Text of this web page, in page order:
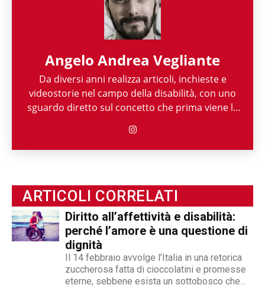
Angelo Andrea Vegliante
Da diversi anni realizza articoli, inchieste e
videostorie nel campo della disabilità, con uno
sguardo diretto sul concetto che prima viene la
esperienza nel mondo associazionistico italiano
e internazionale, Angelo Andrea Vegliante ha
permettono di spaziare tra giornalismo,
videogiornalismo e speakeraggio radiofonico. La
sua impronta stilistica è da sempre al servizio
dei temi sociali: si fa portavoce delle fasce più
deboli della società, spinto dall'irrefrenabile
curiosità. L’immancabile sete di verità lo
contraddistingue per la dedizione al fact
ARTICOLI CORRELATI
Diritto all’affettività e disabilità:
perché l’amore è una questione di
dignità
Il 14 febbraio avvolge l’Italia in una retorica
zuccherosa fatta di cioccolatini e promesse
eterne, sebbene esista un sottobosco che